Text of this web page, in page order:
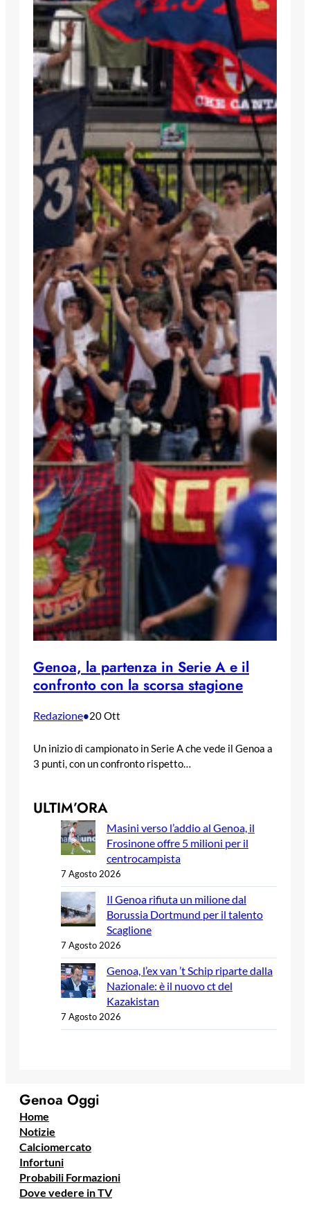
Genoa, la partenza in Serie A e il
confronto con la scorsa stagione
Redazione•20 Ott
Un inizio di campionato in Serie A che vede il Genoa a
3 punti, con un confronto rispetto…
ULTIM’ORA
Masini verso l’addio al Genoa, il
Frosinone offre 5 milioni per il
centrocampista
7 Agosto 2026
Il Genoa rifiuta un milione dal
Borussia Dortmund per il talento
Scaglione
7 Agosto 2026
Genoa, l’ex van ’t Schip riparte dalla
Nazionale: è il nuovo ct del
Kazakistan
7 Agosto 2026
Genoa Oggi
Home
Notizie
Calciomercato
Infortuni
Probabili Formazioni
Dove vedere in TV